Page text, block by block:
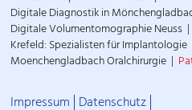
Digitale Diagnostik in
Digitale Volumentomographie Neuss
Krefeld: Spezialisten für Implantologie
Moenchengladbach Oralchirurgie
Impressum Datenschutz